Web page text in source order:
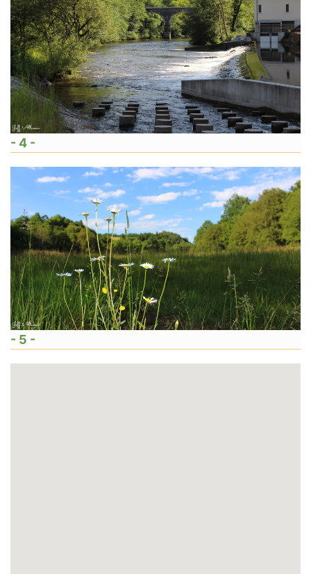
- 4 -
- 5 -